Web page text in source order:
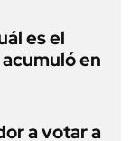
es el
en
a votar a